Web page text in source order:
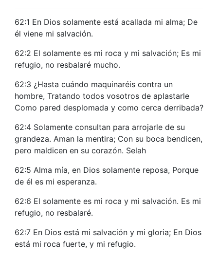
62:1 En Dios solamente está acallada mi alma; De
él viene mi salvación.
62:2 El solamente es mi roca y mi salvación; Es mi
refugio, no resbalaré mucho.
62:3 ¿Hasta cuándo maquinaréis contra un
hombre, Tratando todos vosotros de aplastarle
Como pared desplomada y como cerca derribada?
62:4 Solamente consultan para arrojarle de su
grandeza. Aman la mentira; Con su boca bendicen,
pero maldicen en su corazón. Selah
62:5 Alma mía, en Dios solamente reposa, Porque
de él es mi esperanza.
62:6 El solamente es mi roca y mi salvación. Es mi
refugio, no resbalaré.
62:7 En Dios está mi salvación y mi gloria; En Dios
está mi roca fuerte, y mi refugio.